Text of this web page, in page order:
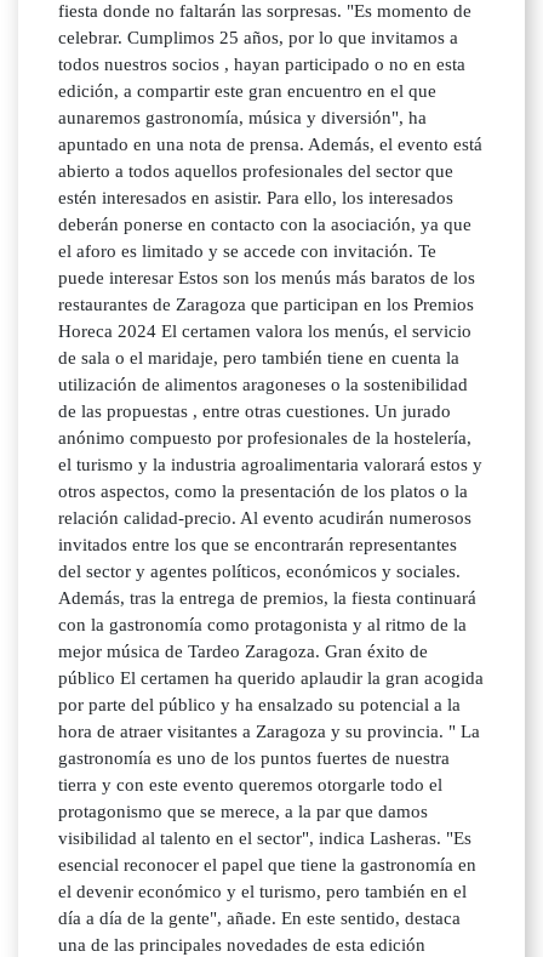
fiesta donde no faltarán las sorpresas. "Es momento de
celebrar. Cumplimos 25 años, por lo que invitamos a
todos nuestros socios , hayan participado o no en esta
edición, a compartir este gran encuentro en el que
aunaremos gastronomía, música y diversión", ha
apuntado en una nota de prensa. Además, el evento está
abierto a todos aquellos profesionales del sector que
estén interesados en asistir. Para ello, los interesados
deberán ponerse en contacto con la asociación, ya que
el aforo es limitado y se accede con invitación. Te
puede interesar Estos son los menús más baratos de los
restaurantes de Zaragoza que participan en los Premios
Horeca 2024 El certamen valora los menús, el servicio
de sala o el maridaje, pero también tiene en cuenta la
utilización de alimentos aragoneses o la sostenibilidad
de las propuestas , entre otras cuestiones. Un jurado
anónimo compuesto por profesionales de la hostelería,
el turismo y la industria agroalimentaria valorará estos y
otros aspectos, como la presentación de los platos o la
relación calidad-precio. Al evento acudirán numerosos
invitados entre los que se encontrarán representantes
del sector y agentes políticos, económicos y sociales.
Además, tras la entrega de premios, la fiesta continuará
con la gastronomía como protagonista y al ritmo de la
mejor música de Tardeo Zaragoza. Gran éxito de
público El certamen ha querido aplaudir la gran acogida
por parte del público y ha ensalzado su potencial a la
hora de atraer visitantes a Zaragoza y su provincia. " La
gastronomía es uno de los puntos fuertes de nuestra
tierra y con este evento queremos otorgarle todo el
protagonismo que se merece, a la par que damos
visibilidad al talento en el sector", indica Lasheras. "Es
esencial reconocer el papel que tiene la gastronomía en
el devenir económico y el turismo, pero también en el
día a día de la gente", añade. En este sentido, destaca
una de las principales novedades de esta edición